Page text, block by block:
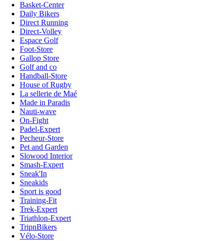
Basket-Center
Daily Bikers
Direct Running
Direct-Volley
Espace Golf
Foot-Store
Gallop Store
Golf and co
Handball-Store
House of Rugby
La sellerie de Maé
Made in Paradis
Nauti-wave
On-Fight
Padel-Expert
Pecheur-Store
Pet and Garden
Slowood Interior
Smash-Expert
Sneak'In
Sneakids
Sport is good
Training-Fit
Trek-Expert
Triathlon-Expert
TripnBikers
Vélo-Store